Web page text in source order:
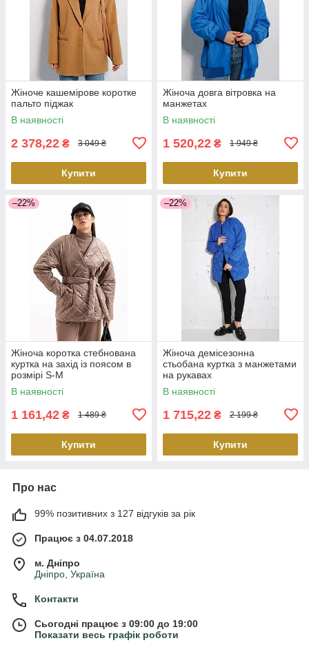
Жіноче кашемірове коротке
пальто піджак
В наявності
2 378,22 ₴ 3 049 ₴
Купити
Жіноча довга вітровка на
манжетах
В наявності
1 520,22 ₴ 1 949 ₴
Купити
–22%
Жіноча коротка стебнована
куртка на захід із поясом в
розмірі S-M
В наявності
1 161,42 ₴ 1 489 ₴
Купити
–22%
Жіноча демісезонна
стьобана куртка з манжетами
на рукавах
В наявності
1 715,22 ₴ 2 199 ₴
Купити
Про нас
99% позитивних з 127 відгуків за рік
Працює з 04.07.2018
м. Дніпро
Дніпро, Україна
Контакти
Сьогодні працює з 09:00 до 19:00
Показати весь графік роботи